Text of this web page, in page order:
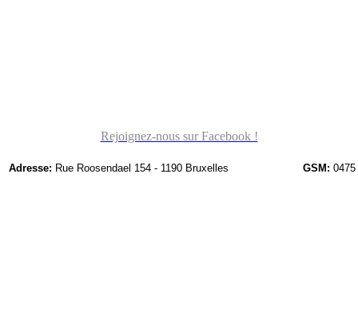
Rejoignez-nous sur Facebook !
Adresse: Rue Roosendael 154 - 1190 Bruxelles GSM: